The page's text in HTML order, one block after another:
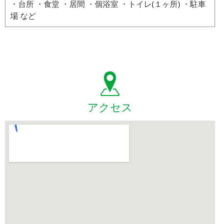
・台所 ・食堂 ・居間 ・個浴室 ・トイレ(１ヶ所) ・駐車
場 など
アクセス